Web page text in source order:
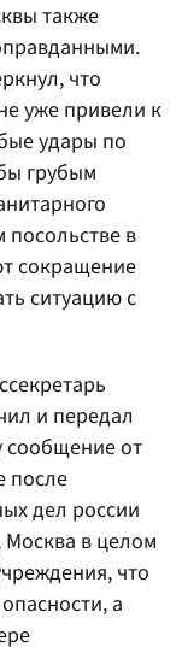
также
что
уже привели к
удары по
грубым
в
сокращение
ситуацию с
и передал
сообщение от
после
дел россии
в целом
что
а